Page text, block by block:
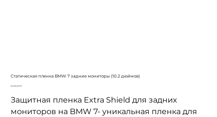
Cтатическая пленка BMW 7 задние мониторы (10.2 дюймов)
Цена
3 400,00 ₽
Защитная пленка Extra Shield для задних
мониторов на BMW 7- уникальная пленка для